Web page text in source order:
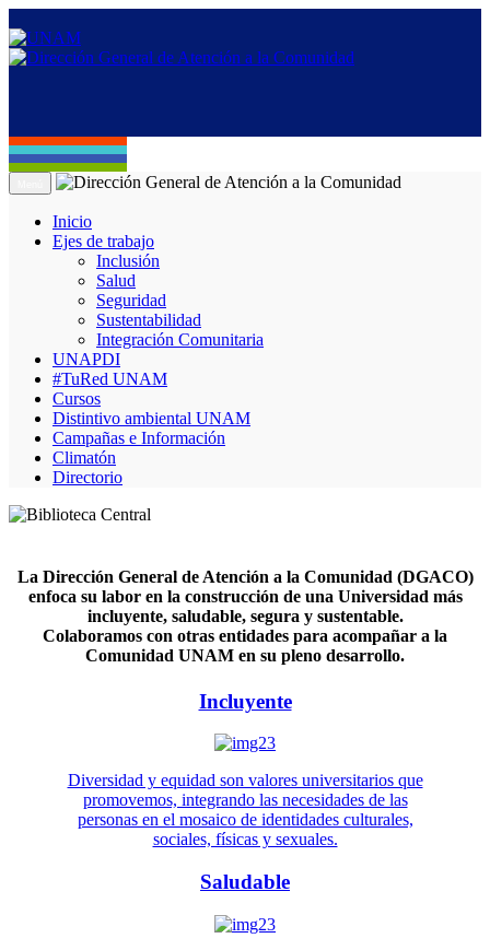
Inicio
Ejes de trabajo
Inclusión
Salud
Seguridad
Sustentabilidad
Integración Comunitaria
UNAPDI
#TuRed UNAM
Cursos
Distintivo ambiental UNAM
Campañas e Información
Climatón
Directorio
La Dirección General de Atención a la Comunidad (DGACO)
enfoca su labor en la construcción de una Universidad más
incluyente, saludable, segura y sustentable.
Colaboramos con otras entidades para acompañar a la
Comunidad UNAM en su pleno desarrollo.
Incluyente
Diversidad y equidad son valores universitarios que
promovemos, integrando las necesidades de las
personas en el mosaico de identidades culturales,
sociales, físicas y sexuales.
Saludable